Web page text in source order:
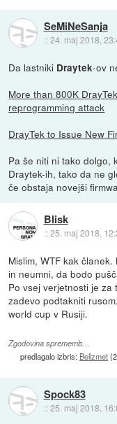
SeMiNeSanja
::24. maj 2018,
Da lastniki Draytek-ov
More than 800K
reprogramming attack
DrayTek to Issue New
Pa še niti ni tako dolgo,
Draytek-ih, tako da ne
če obstaja novejši
Blisk
::25. maj 2018,
Mislim, WTF kak
in neumni, da bodo
Po vsej verjetnosti je za
zadevo podtakniti
world cup v Rusiji.
Zgodovina sprememb…
predlagalo izbris: Bellzmet(
Spock83
::25. maj 2018,